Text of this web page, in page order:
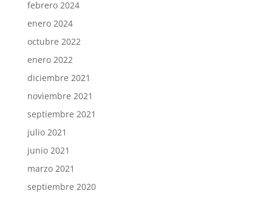
febrero 2024
enero 2024
octubre 2022
enero 2022
diciembre 2021
noviembre 2021
septiembre 2021
julio 2021
junio 2021
marzo 2021
septiembre 2020